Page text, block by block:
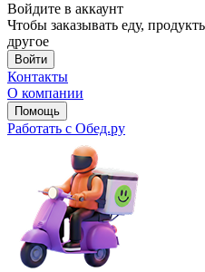
Войдите в аккаунт
Чтобы заказывать еду,
другое
Войти
Контакты
О компании
Помощь
Работать с Обед.ру